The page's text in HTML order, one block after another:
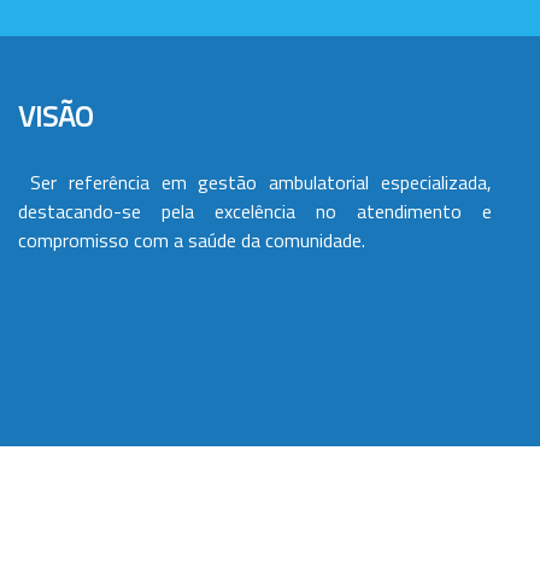
VISÃO
Ser referência em gestão ambulatorial especializada,
destacando-se pela excelência no atendimento e
compromisso com a saúde da comunidade.